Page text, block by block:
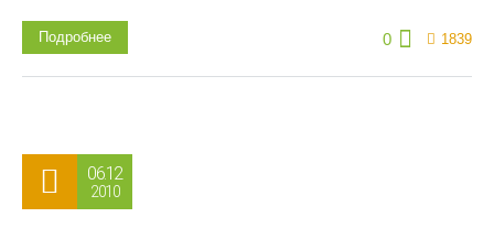
0 1839
Подробнее
06.12
2010